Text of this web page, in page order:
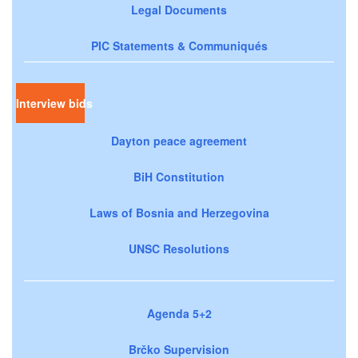
Legal Documents
PIC Statements & Communiqués
Interview bids
Dayton peace agreement
BiH Constitution
Laws of Bosnia and Herzegovina
UNSC Resolutions
Agenda 5+2
Brčko Supervision